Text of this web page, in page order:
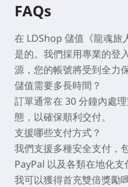
FAQs
在 LDShop 儲值《龍魂旅
是的。我們採用專業的登
源，您的帳號將受到全力
儲值需要多長時間？
訂單通常在 30 分鐘內處
態，以確保順利交付。
支援哪些支付方式？
我們支援多種安全支付，
PayPal 以及各類在地化支
我可以獲得首充雙倍獎勵